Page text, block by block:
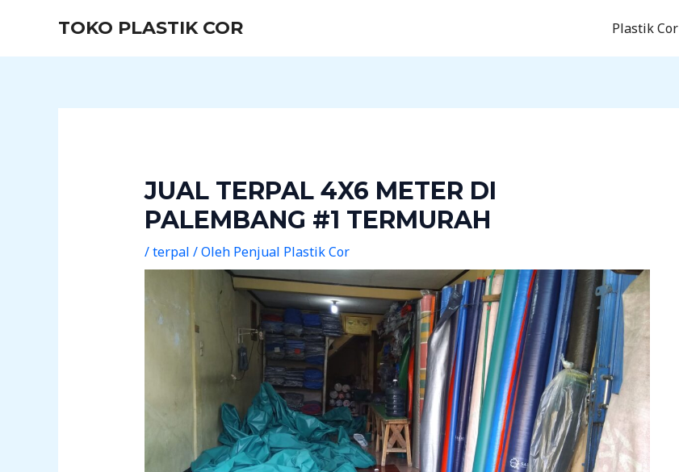
konten
TOKO PLASTIK COR Plastik Cor
JUAL TERPAL 4X6 METER DI
PALEMBANG #1 TERMURAH
/terpal / Oleh Penjual Plastik Cor
navigation